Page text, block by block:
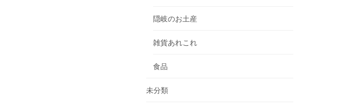
隠岐のお土産
雑貨あれこれ
食品
未分類